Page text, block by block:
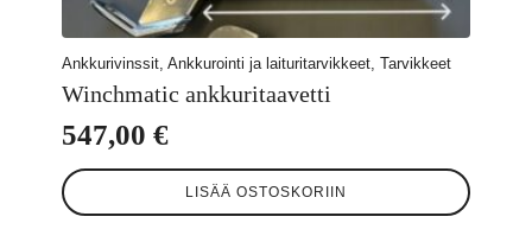
Ankkurivinssit, Ankkurointi ja laituritarvikkeet, Tarvikkeet
Winchmatic ankkuritaavetti
547,00 €
LISÄÄ OSTOSKORIIN